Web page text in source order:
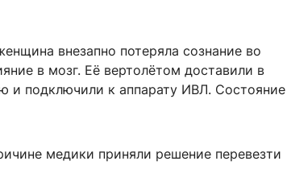
внезапно потеряла сознание во
в мозг. Её вертолётом доставили в
и подключили к аппарату ИВЛ. Состояние
медики приняли решение перевезти